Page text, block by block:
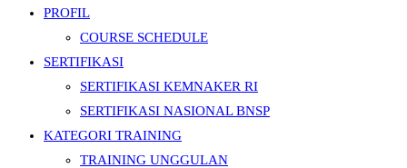
PROFIL
COURSE SCHEDULE
SERTIFIKASI
SERTIFIKASI KEMNAKER RI
SERTIFIKASI NASIONAL BNSP
KATEGORI TRAINING
TRAINING UNGGULAN